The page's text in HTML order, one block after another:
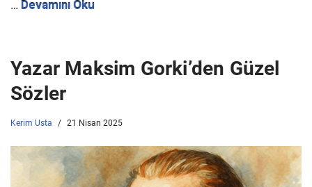
… Devamını Oku
Yazar Maksim Gorki’den Güzel
Sözler
Kerim Usta 21 Nisan 2025